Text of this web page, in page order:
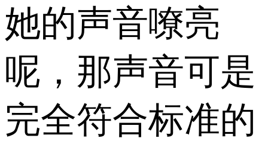
她的声音嘹亮
呢，那声音可是
完全符合标准的